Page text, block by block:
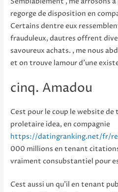
regorge de disposition en
Certains dentre eux
frauduleux, dautres offrent
savoureux achats. , me nous
et on trouve lamour d’une
cinq. Amadou
Cest pour le coup le website de
proletaire idea, en compagnie
https://datingranking.net/fr/
000 millions en tenant
vraiment consubstantiel pour
Cest aussi un qu’il en tenant